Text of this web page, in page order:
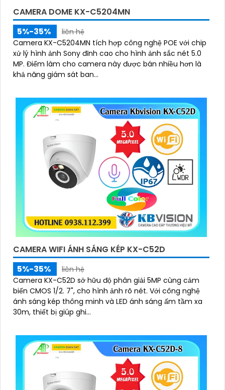
CAMERA DOME KX-C5204MN
5%-35%
liên hệ
Camera KX-C5204MN tích hợp công nghệ POE với chip
xử lý hình ảnh Sony đỉnh cao cho hình ảnh sắc nét 5.0
MP. Điểm làm cho camera này được bán nhiều hơn là
khả năng giám sát ban...
CAMERA WIFI ÁNH SÁNG KÉP KX-C52D
5%-35%
liên hệ
Camera KX-C52D sở hữu độ phân giải 5MP cùng cảm
biến CMOS 1/2. 7", cho hình ảnh rõ nét. Với công nghệ
ánh sáng kép thông minh và LED ánh sáng ấm tầm xa
30m, thiết bị giúp ghi...